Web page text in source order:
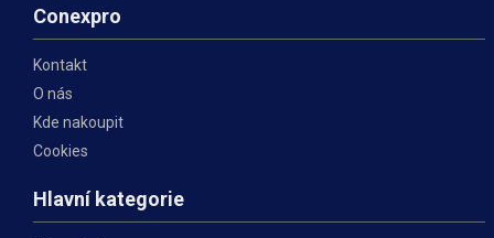
Conexpro
Kontakt
O nás
Kde nakoupit
Cookies
Hlavní kategorie